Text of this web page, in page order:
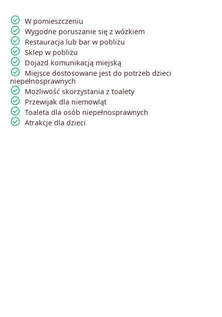
check_circle W pomieszczeniu
check_circle Wygodne poruszanie się z wózkiem
check_circle Restauracja lub bar w pobliżu
check_circle Sklep w pobliżu
check_circle Dojazd komunikacją miejską
check_circle Miejsce dostosowane jest do potrzeb dzieci
niepełnosprawnych
check_circle Możliwość skorzystania z toalety
check_circle Przewijak dla niemowląt
check_circle Toaleta dla osób niepełnosprawnych
check_circle Atrakcje dla dzieci